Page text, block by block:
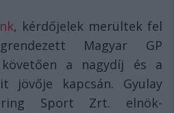
, kérdőjelek merültek fel
Magyar GP
a nagydíj és a
jövője kapcsán. Gyulay
Sport Zrt. elnök-